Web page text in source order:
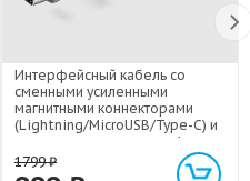
Интерфейсный кабель со
сменными усиленными
магнитными коннекторами
(Lightning/MicroUSB/Type-C) и
световым индикатором 1м
1799₽